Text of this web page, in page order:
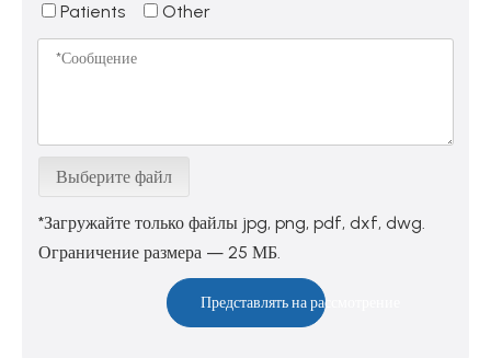
Patients
Other
Выберите файл
*Загружайте только файлы jpg, png, pdf, dxf, dwg.
Ограничение размера — 25 МБ.
Представлять на рассмотрение